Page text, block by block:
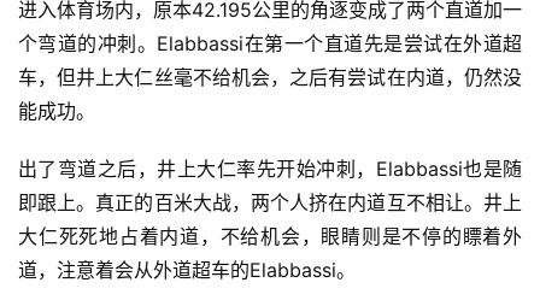
进入体育场内，原本42.195公里的角逐变成了两个直道加一
个弯道的冲刺。Elabbassi在第一个直道先是尝试在外道超
车，但井上大仁丝毫不给机会，之后有尝试在内道，仍然没
能成功。
出了弯道之后，井上大仁率先开始冲刺，Elabbassi也是随
即跟上。真正的百米大战，两个人挤在内道互不相让。井上
大仁死死地占着内道，不给机会，眼睛则是不停的瞟着外
道，注意着会从外道超车的Elabbassi。